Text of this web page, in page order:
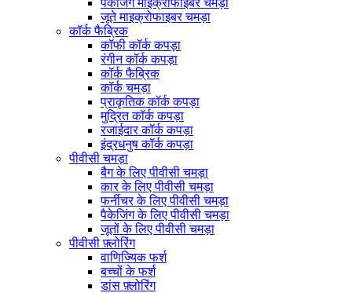
पैकेजिंग माइक्रोफाइबर चमड़ा
जूते माइक्रोफाइबर चमड़ा
कॉर्क फैब्रिक
कॉफी कॉर्क कपड़ा
रंगीन कॉर्क कपड़ा
कॉर्क फैब्रिक
कॉर्क चमड़ा
प्राकृतिक कॉर्क कपड़ा
मुद्रित कॉर्क कपड़ा
रजाईदार कॉर्क कपड़ा
इंद्रधनुष कॉर्क कपड़ा
पीवीसी चमड़ा
बैग के लिए पीवीसी चमड़ा
कार के लिए पीवीसी चमड़ा
फर्नीचर के लिए पीवीसी चमड़ा
पैकेजिंग के लिए पीवीसी चमड़ा
जूतों के लिए पीवीसी चमड़ा
पीवीसी फ़्लोरिंग
वाणिज्यिक फर्श
बच्चों के फर्श
डांस फ़्लोरिंग